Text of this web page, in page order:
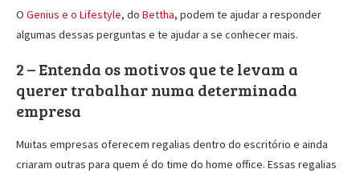
O Genius e o Lifestyle, do Bettha, podem te ajudar a responder
algumas dessas perguntas e te ajudar a se conhecer mais.
2 – Entenda os motivos que te levam a
querer trabalhar numa determinada
empresa
Muitas empresas oferecem regalias dentro do escritório e ainda
criaram outras para quem é do time do home office. Essas regalias